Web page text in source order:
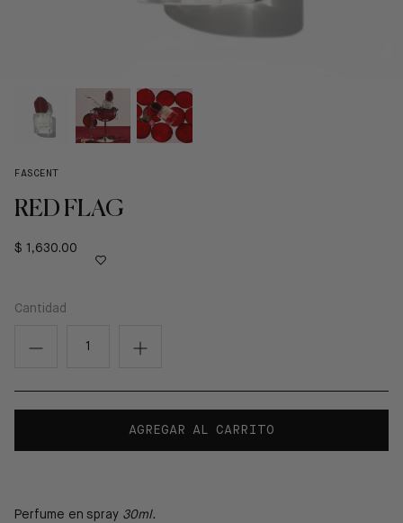
FASCENT
RED FLAG
$ 1,630.00
Cantidad
AGREGAR AL CARRITO
Perfume en spray 30ml.